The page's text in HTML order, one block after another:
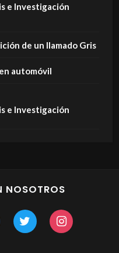
e Investigación
de un llamado Gris
automóvil
e Investigación
NOSOTROS